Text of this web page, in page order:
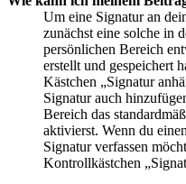
Um eine Signatur an
zunächst eine solche in
persönlichen Bereich
erstellt und gespeichert
Kästchen „Signatur
Signatur auch
Bereich das
aktivierst. Wenn du
Signatur verfassen
Kontrollkästchen